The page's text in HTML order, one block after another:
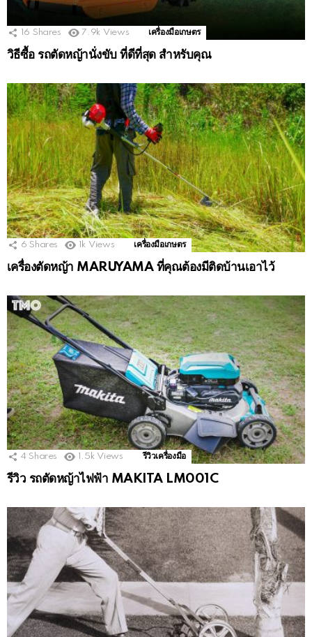
16 Shares 7.9k Views เครื่องมือเกษตร
วิธีซื้อ รถตัดหญ้านั่งขับ ที่ดีที่สุด สำหรับคุณ
6 Shares 1k Views เครื่องมือเกษตร
เครื่องตัดหญ้า MARUYAMA ที่คุณต้องมีติดบ้านเอาไว้
4 Shares 1.5k Views รีวิวเครื่องมือ
รีวิว รถตัดหญ้าไฟฟ้า MAKITA LM001C